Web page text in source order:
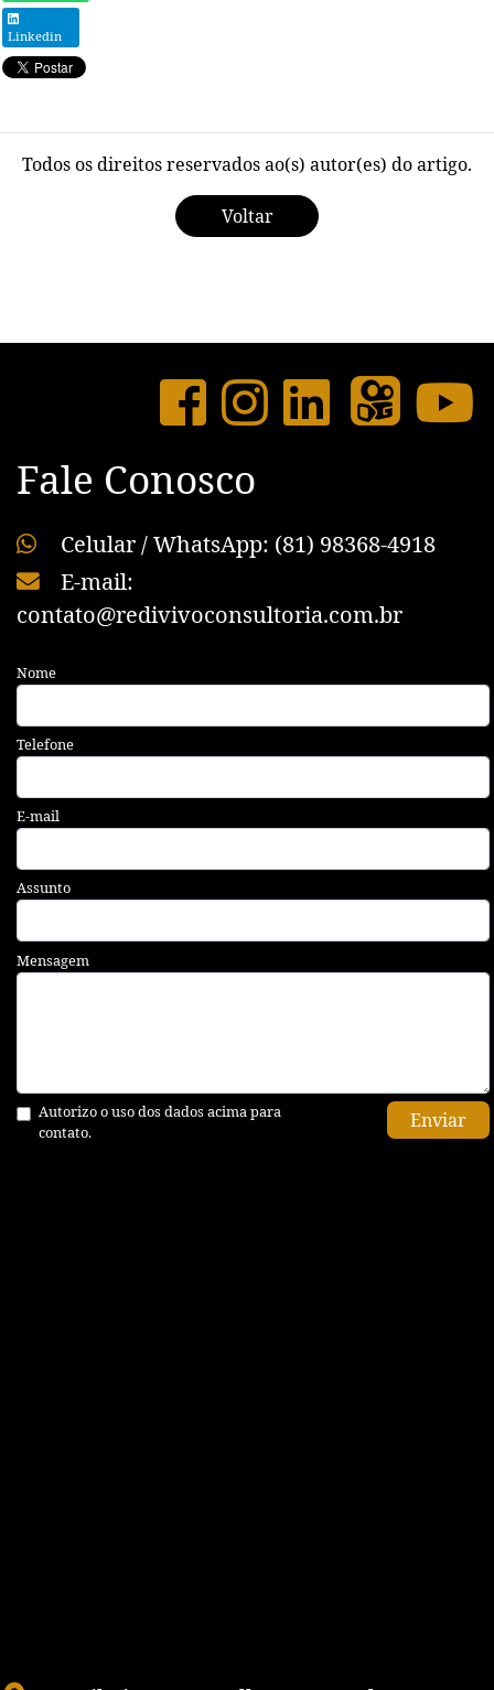
Linkedin
Todos os direitos reservados ao(s) autor(es) do artigo.
Voltar
Fale Conosco
Celular / WhatsApp: (81) 98368-4918
E-mail:
contato@redivivoconsultoria.com.br
Nome
Telefone
E-mail
Assunto
Mensagem
Autorizo o uso dos dados acima para
contato.
Enviar